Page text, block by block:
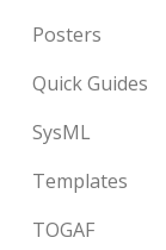
Posters
Quick Guides
SysML
Templates
TOGAF